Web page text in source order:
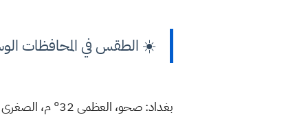
☀️ الطقس في المحافظات
بغداد: صحو، العظمى 32° م، الصغرى 13°.